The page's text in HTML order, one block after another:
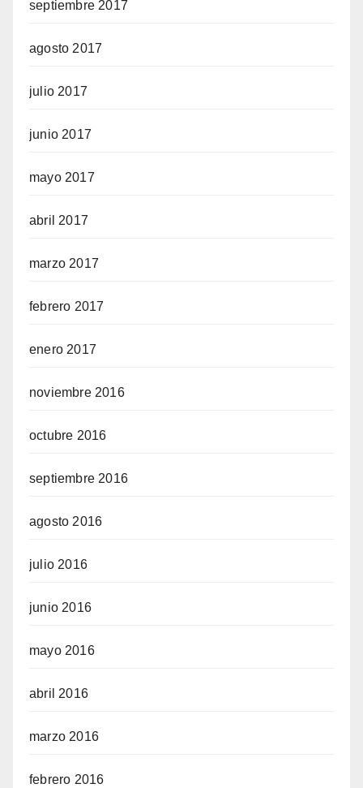
septiembre 2017
agosto 2017
julio 2017
junio 2017
mayo 2017
abril 2017
marzo 2017
febrero 2017
enero 2017
noviembre 2016
octubre 2016
septiembre 2016
agosto 2016
julio 2016
junio 2016
mayo 2016
abril 2016
marzo 2016
febrero 2016